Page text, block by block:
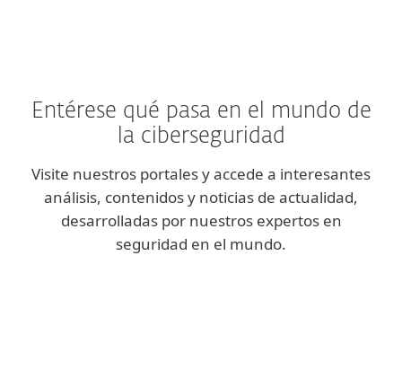
Entérese qué pasa en el mundo de
la ciberseguridad
Visite nuestros portales y accede a interesantes
análisis, contenidos y noticias de actualidad,
desarrolladas por nuestros expertos en
seguridad en el mundo.